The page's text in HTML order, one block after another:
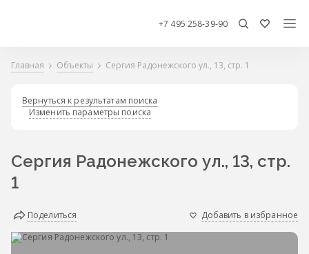
+7 495 258-39-90
Главная Объекты Сергия Радонежского ул., 13, стр. 1
Вернуться к результатам поиска
Изменить параметры поиска
Сергия Радонежского ул., 13, стр.
1
Поделиться Добавить в избранное